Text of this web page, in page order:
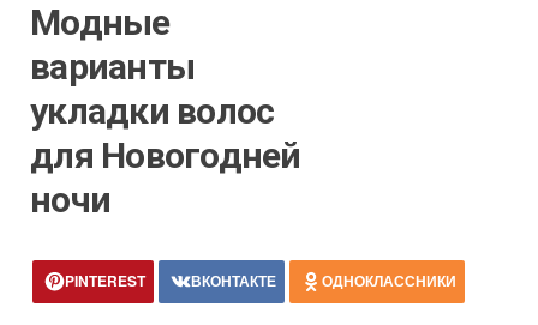
Модные
варианты
укладки волос
для Новогодней
ночи
PINTEREST ВКОНТАКТЕ ОДНОКЛАССНИКИ